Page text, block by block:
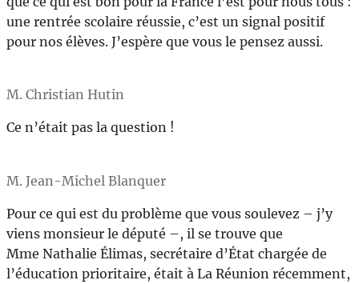
une rentrée scolaire réussie, c’est un signal positif
pour nos élèves. J’espère que vous le pensez aussi.
M. Christian Hutin
Ce n’était pas la question !
M. Jean-Michel Blanquer
Pour ce qui est du problème que vous soulevez – j’y
viens monsieur le député –, il se trouve que
Mme Nathalie Élimas, secrétaire d’État chargée de
l’éducation prioritaire, était à La Réunion récemment,